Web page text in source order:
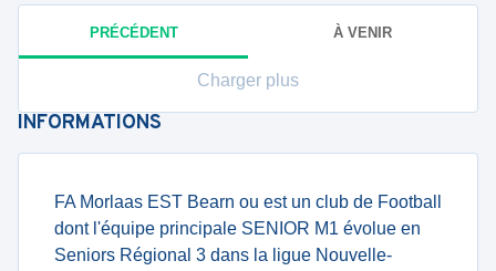
PRÉCÉDENT À VENIR
Charger plus
INFORMATIONS
FA Morlaas EST Bearn ou est un club de Football
dont l'équipe principale SENIOR M1 évolue en
Seniors Régional 3 dans la ligue Nouvelle-